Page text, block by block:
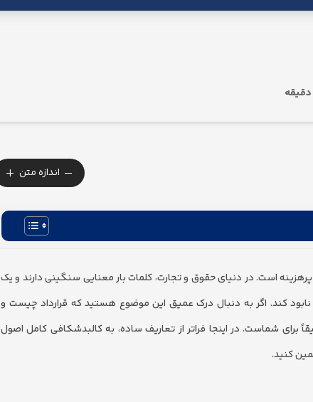
دقیقه
- اندازه متن +
است. در دنیای حقوق و تجارت، کلمات بار معنایی سنگینی دارند و یک
نابود کند. اگر به دنبال درک عمیق این موضوع هستید که قرارداد چیست و
برای شماست. در اینجا فراتر از تعاریف ساده، به کالبدشکافی کامل اصول
کنید.